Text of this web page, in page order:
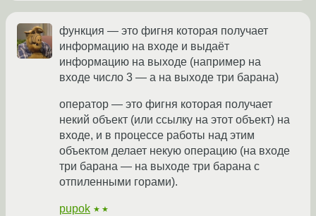
функция — это фигня которая получает
информацию на входе и выдаёт
информацию на выходе (например на
входе число 3 — а на выходе три барана)
оператор — это фигня которая получает
некий объект (или ссылку на этот объект) на
входе, и в процессе работы над этим
объектом делает некую операцию (на входе
три барана — на выходе три барана с
отпиленными горами).
pupok ★★